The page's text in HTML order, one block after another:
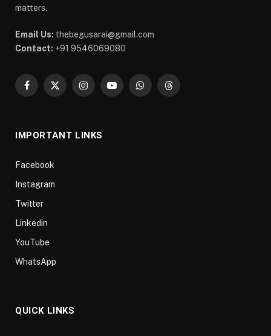
matters.
Email Us: thebegusarai@gmail.com
Contact: +91 9546069080
Facebook
X
InstagramYouTubeWhatsAppThreads
IMPORTANT LINKS
Facebook
Instagram
Twitter
Linkedin
YouTube
WhatsApp
QUICK LINKS